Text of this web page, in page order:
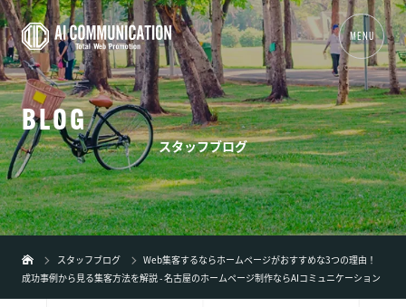
MENU
01 TOP
02事業内容+
03 制作実績
05新着情報
BLOG
スタッフブログ
スタッフブログ
Web集客するならホームページがおすすめな3つの理由！
成功事例から見る集客方法を解説 - 名古屋のホームページ制作ならAIコミュニケーション